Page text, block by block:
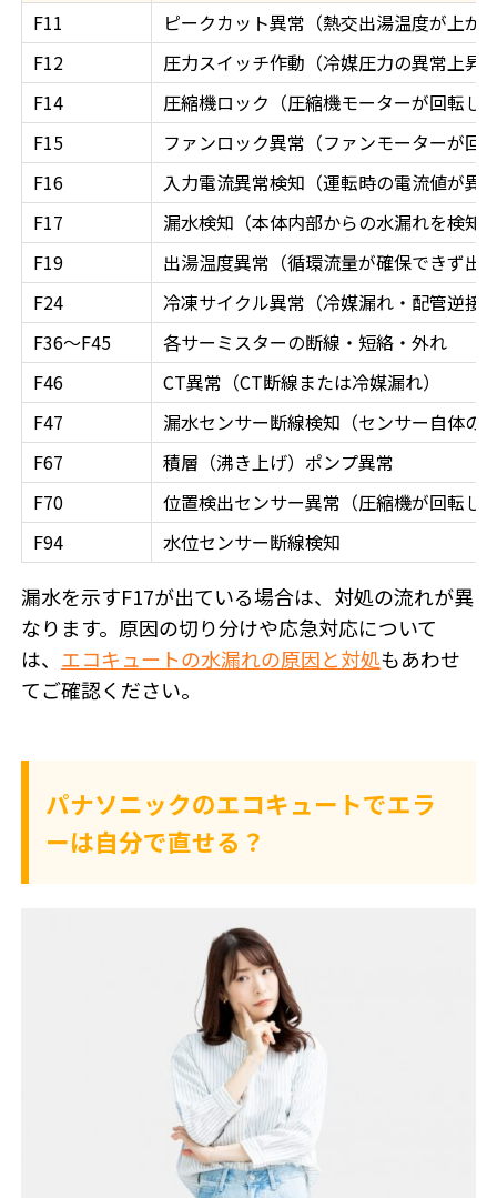
F11
ピークカット異常（熱交出湯温度が上が
F12
圧力スイッチ作動（冷媒圧力の異常上昇
F14
圧縮機ロック（圧縮機モーターが回転し
F15
ファンロック異常（ファンモーターが回
F16
入力電流異常検知（運転時の電流値が異
F17
漏水検知（本体内部からの水漏れを検知
F19
出湯温度異常（循環流量が確保できず出
F24
冷凍サイクル異常（冷媒漏れ・配管逆接
F36〜F45
各サーミスターの断線・短絡・外れ
F46
CT異常（CT断線または冷媒漏れ）
F47
漏水センサー断線検知（センサー自体の
F67
積層（沸き上げ）ポンプ異常
F70
位置検出センサー異常（圧縮機が回転し
F94
水位センサー断線検知
漏水を示すF17が出ている場合は、対処の流れが異
なります。原因の切り分けや応急対応について
は、 エコキュートの水漏れの原因と対処もあわせ
てご確認ください。
パナソニックのエコキュートでエラ
ーは自分で直せる？